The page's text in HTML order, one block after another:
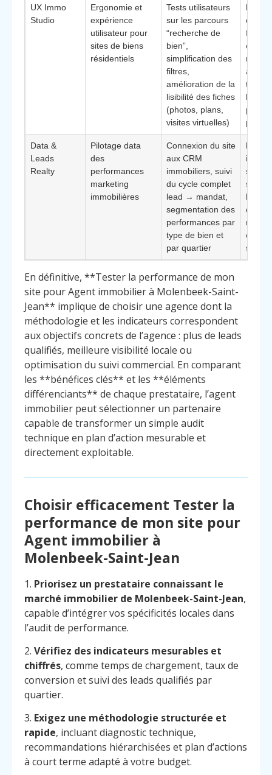
Contact
Appelez
UX Immo
Studio
Ergonomie et
expérience
utilisateur pour
sites de biens
résidentiels
Tests utilisateurs
sur les parcours
“recherche de
bien”,
simplification des
filtres,
amélioration de la
lisibilité des fiches
(photos, plans,
visites virtuelles)
focus
temps
le site
prise
Data &
Leads
Realty
Pilotage data
des
performances
marketing
immobilières
Connexion du site
aux CRM
immobiliers, suivi
du cycle complet
lead → mandat,
segmentation des
performances par
type de bien et
par quartier
idéal
la
du
signés
En définitive, **Tester la performance de mon
site pour Agent immobilier à Molenbeek-Saint-
Jean** implique de choisir une agence dont la
méthodologie et les indicateurs correspondent
aux objectifs concrets de l’agence : plus de leads
qualifiés, meilleure visibilité locale ou
optimisation du suivi commercial. En comparant
les **bénéfices clés** et les **éléments
différenciants** de chaque prestataire, l’agent
immobilier peut sélectionner un partenaire
capable de transformer un simple audit
technique en plan d’action mesurable et
directement exploitable.
Choisir efficacement Tester la
performance de mon site pour
Agent immobilier à
Molenbeek-Saint-Jean
1. Priorisez un prestataire connaissant le
marché immobilier de Molenbeek-Saint-Jean,
capable d’intégrer vos spécificités locales dans
l’audit de performance.
2. Vérifiez des indicateurs mesurables et
chiffrés, comme temps de chargement, taux de
conversion et suivi des leads qualifiés par
quartier.
3. Exigez une méthodologie structurée et
rapide, incluant diagnostic technique,
recommandations hiérarchisées et plan d’actions
à court terme adapté à votre budget.